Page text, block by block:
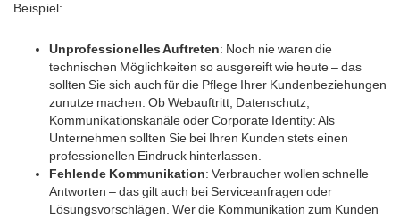
Beispiel:
Unprofessionelles Auftreten: Noch nie waren die
technischen Möglichkeiten so ausgereift wie heute – das
sollten Sie sich auch für die Pflege Ihrer Kundenbeziehungen
zunutze machen. Ob Webauftritt, Datenschutz,
Kommunikationskanäle oder Corporate Identity: Als
Unternehmen sollten Sie bei Ihren Kunden stets einen
professionellen Eindruck hinterlassen.
Fehlende Kommunikation: Verbraucher wollen schnelle
Antworten – das gilt auch bei Serviceanfragen oder
Lösungsvorschlägen. Wer die Kommunikation zum Kunden